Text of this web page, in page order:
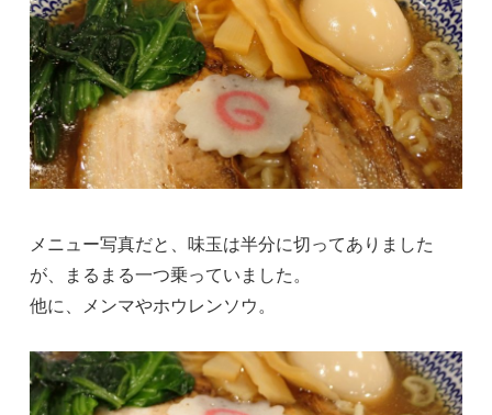
メニュー写真だと、味玉は半分に切ってありました
が、まるまる一つ乗っていました。
他に、メンマやホウレンソウ。